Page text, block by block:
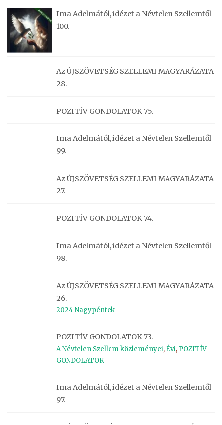
Ima Adelmától, idézet a Névtelen Szellemtől
100.
Az ÚJSZÖVETSÉG SZELLEMI MAGYARÁZATA
28.
POZITÍV GONDOLATOK 75.
Ima Adelmától, idézet a Névtelen Szellemtől
99.
Az ÚJSZÖVETSÉG SZELLEMI MAGYARÁZATA
27.
POZITÍV GONDOLATOK 74.
Ima Adelmától, idézet a Névtelen Szellemtől
98.
Az ÚJSZÖVETSÉG SZELLEMI MAGYARÁZATA
26.
2024 Nagypéntek
POZITÍV GONDOLATOK 73.
A Névtelen Szellem közleményei, Évi, POZITÍV
GONDOLATOK
Ima Adelmától, idézet a Névtelen Szellemtől
97.